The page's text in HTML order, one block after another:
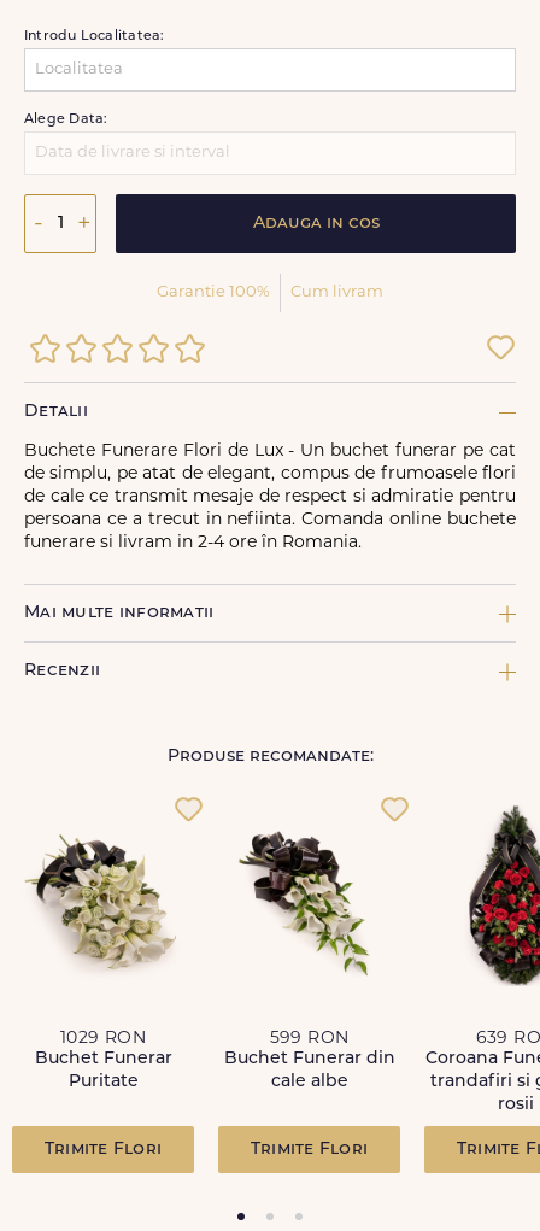
Introdu Localitatea:
Alege Data:
- + Adauga in cos
Garantie 100% Cum livram
Detalii
Buchete Funerare Flori de Lux - Un buchet funerar pe cat
de simplu, pe atat de elegant, compus de frumoasele flori
de cale ce transmit mesaje de respect si admiratie pentru
persoana ce a trecut in nefiinta. Comanda online buchete
funerare si livram in 2-4 ore în Romania.
Mai multe informatii
20 x Cala alba, 2 x Panglica funerara, 1 x Perle cu ac
PERISABIL:
Produs perisabil - nu se returneaza
MESAJ:
Fiecare coroana sau jerba va fi insotita de o panglica funerara
pe care vom scrie mesajul tau de condoleante.
FDL269
Recenzii
Email*
ID Comanda*
Produse recomandate:
1029 RON
Buchet Funerar
Puritate
Trimite Flori
599 RON
Buchet Funerar din
cale albe
Trimite Flori
639
Coroana
trandafiri si
rosii
Trimite